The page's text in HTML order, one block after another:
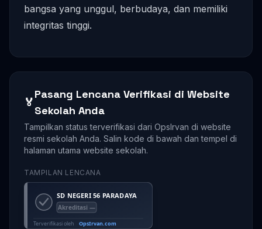
bangsa yang unggul, berbudaya, dan memiliki
integritas tinggi.
🏅
Pasang Lencana Verifikasi di Website
Sekolah Anda
Tampilkan status terverifikasi dari OpsIrvan di website
resmi sekolah Anda. Salin kode di bawah dan tempel di
halaman utama website sekolah.
TAMPILAN LENCANA